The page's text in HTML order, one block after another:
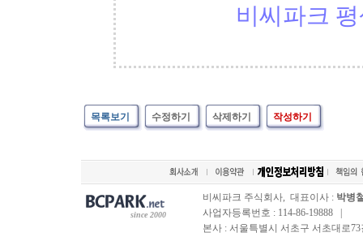
비씨파크
목록보기 수정하기 삭제하기 작성하기
since 2000
비씨파크 주식회사, 대표이사 : 박병
사업자등록번호 : 114-86-19888 |
본사 : 서울특별시 서초구 서초대로73